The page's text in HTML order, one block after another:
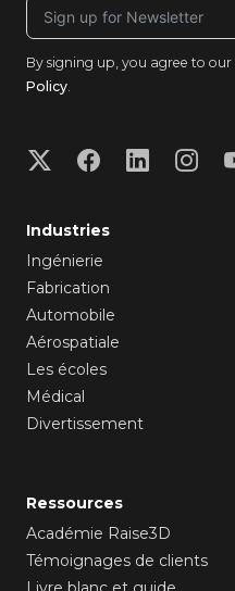
By signing up, you agree to our
Policy.
Industries
Ingénierie
Fabrication
Automobile
Aérospatiale
Les écoles
Médical
Divertissement
Ressources
Académie Raise3D
Témoignages de clients